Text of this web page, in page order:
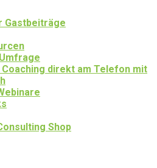
Gastbeiträge
direkt am Telefon mit
Shop